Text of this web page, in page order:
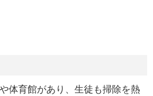
体育館があり、生徒も掃除を熱